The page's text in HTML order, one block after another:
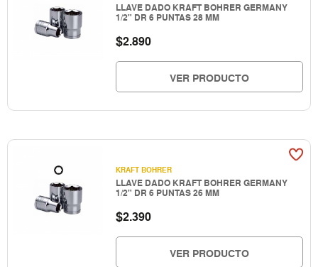
LLAVE DADO KRAFT BOHRER GERMANY
1/2" DR 6 PUNTAS 28 MM
$2.890
VER PRODUCTO
KRAFT BOHRER
LLAVE DADO KRAFT BOHRER GERMANY
1/2" DR 6 PUNTAS 26 MM
$2.390
VER PRODUCTO